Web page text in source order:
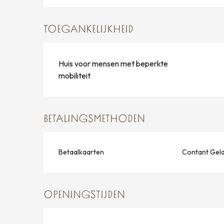
TOEGANKELIJKHEID
Huis voor mensen met beperkte
mobiliteit
BETALINGSMETHODEN
Betaalkaarten Contant
OPENINGSTIJDEN